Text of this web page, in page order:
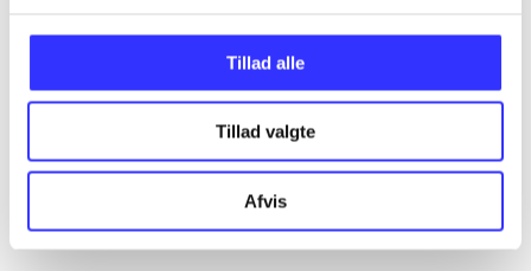
Tillad alle
Tillad valgte
Afvis